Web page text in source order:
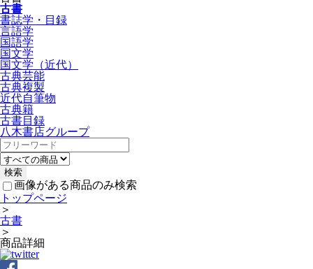
古書
書誌学・目録
言語学
国語学
国文学
国文学（近代）
古典芸能
古典複製
近代自筆物
古典籍
古書目録
八木書店グループ
画像がある商品のみ検索
トップページ
＞
古書
＞
商品詳細